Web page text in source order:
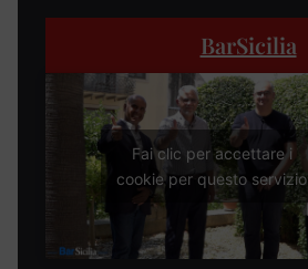
BarSicilia
Fai clic per accettare i
cookie per questo servizio